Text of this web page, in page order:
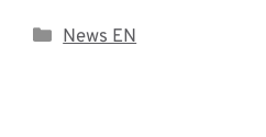
Categories
News EN